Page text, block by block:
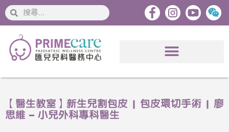
搜
索
搜
索
【醫生教室】新生兒割包皮 | 包皮環切手術 | 廖
思維 – 小兒外科專科醫生